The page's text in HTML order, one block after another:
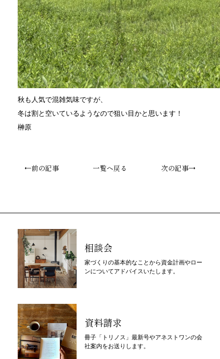
秋も人気で混雑気味ですが、
冬は割と空いているようなので狙い目かと思います！
榊原
←前の記事 一覧へ戻る 次の記事→
相談会
家づくりの基本的なことから資金計画やロー
ンについてアドバイスいたします。
資料請求
冊子「トリノス」最新号やアネストワンの会
社案内をお送りします。